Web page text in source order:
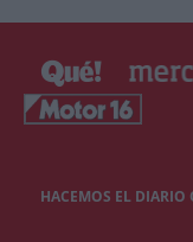
HACEMOS EL DIARIO